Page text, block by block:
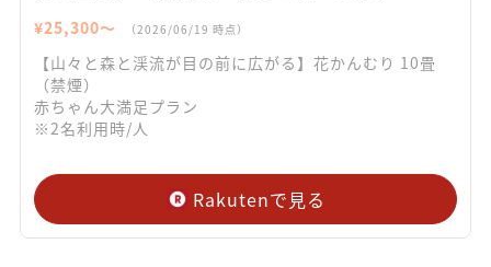
¥25,300〜 （2026/06/19 時点）
【山々と森と渓流が目の前に広がる】花かんむり 10畳
（禁煙）
赤ちゃん大満足プラン
※2名利用時/人
Rakutenで見る